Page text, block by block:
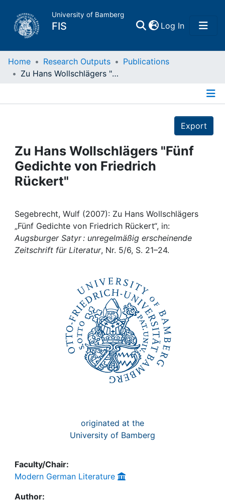
University of Bamberg
FIS Log In(current)
Home
Projects
People
Awards
My FIS
Home Research Outputs
Publications
Zu Hans Wollschlägers "Fünf Gedichte von Friedrich Rückert"
Export
Zu Hans Wollschlägers "Fünf
Gedichte von Friedrich
Rückert"
Segebrecht, Wulf (2007): Zu Hans Wollschlägers
„Fünf Gedichte von Friedrich Rückert“, in:
Augsburger Satyr : unregelmäßig erscheinende
Zeitschrift für Literatur, Nr. 5/6, S. 21–24.
originated at the
University of Bamberg
Faculty/Chair:
Modern German Literature
Author: